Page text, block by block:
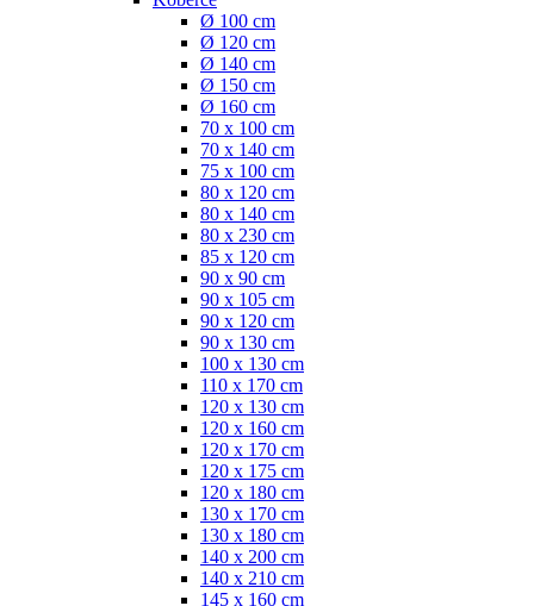
Ø 100 cm
Ø 120 cm
Ø 140 cm
Ø 150 cm
Ø 160 cm
70 x 100 cm
70 x 140 cm
75 x 100 cm
80 x 120 cm
80 x 140 cm
80 x 230 cm
85 x 120 cm
90 x 90 cm
90 x 105 cm
90 x 120 cm
90 x 130 cm
100 x 130 cm
110 x 170 cm
120 x 130 cm
120 x 160 cm
120 x 170 cm
120 x 175 cm
120 x 180 cm
130 x 170 cm
130 x 180 cm
140 x 200 cm
140 x 210 cm
145 x 160 cm